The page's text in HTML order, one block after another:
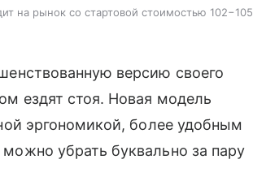
на рынок со стартовой стоимостью 102−105
версию своего
ездят стоя. Новая модель
эргономикой, более удобным
убрать буквально за пару